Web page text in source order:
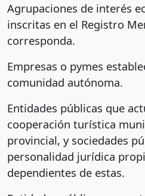
Agrupaciones de interés
inscritas en el Registro
corresponda.
Empresas o pymes
comunidad autónoma.
Entidades públicas que
cooperación turística
provincial, y sociedades
personalidad jurídica
dependientes de estas.